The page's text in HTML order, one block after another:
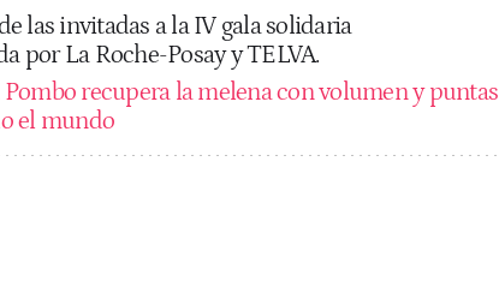
las invitadas a la IV gala solidaria
por La Roche-Posay y TELVA.
recupera la melena con volumen y puntas
el mundo